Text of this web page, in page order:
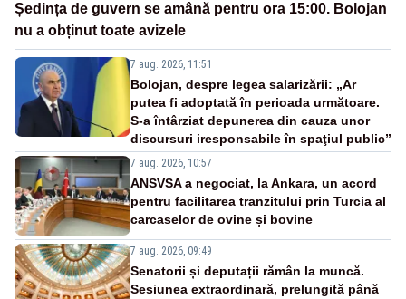
Ședința de guvern se amână pentru ora 15:00. Bolojan
nu a obținut toate avizele
7 aug. 2026, 11:51
Bolojan, despre legea salarizării: „Ar
putea fi adoptată în perioada următoare.
S-a întârziat depunerea din cauza unor
discursuri iresponsabile în spaţiul public”
7 aug. 2026, 10:57
ANSVSA a negociat, la Ankara, un acord
pentru facilitarea tranzitului prin Turcia al
carcaselor de ovine și bovine
7 aug. 2026, 09:49
Senatorii și deputații rămân la muncă.
Sesiunea extraordinară, prelungită până